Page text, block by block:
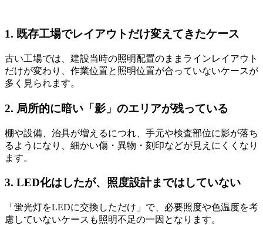
1. 既存工場でレイアウトだけ変えてきたケース
古い工場では、建設当時の照明配置のままラインレイアウト
だけが変わり、 作業位置と照明位置が合っていないケースが
多く見られます。
2. 局所的に暗い「影」のエリアが残っている
棚や設備、治具が増えるにつれ、 手元や検査部位に影が落ち
る ようになり、細かい傷・異物・刻印などが見えにくくなり
ます。
3. LED化はしたが、照度設計まではしていない
「蛍光灯をLEDに交換しただけ」で、 必要照度や色温度を考
慮していないケースも照明不足の一因となります。